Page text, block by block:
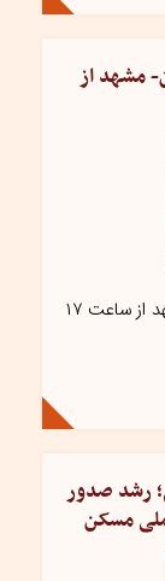
مشهد از
فروش بلیت قطارهای فوق‌العاده تهران- مشهد از ساعت ۱۷
رشد صدور
مسکن